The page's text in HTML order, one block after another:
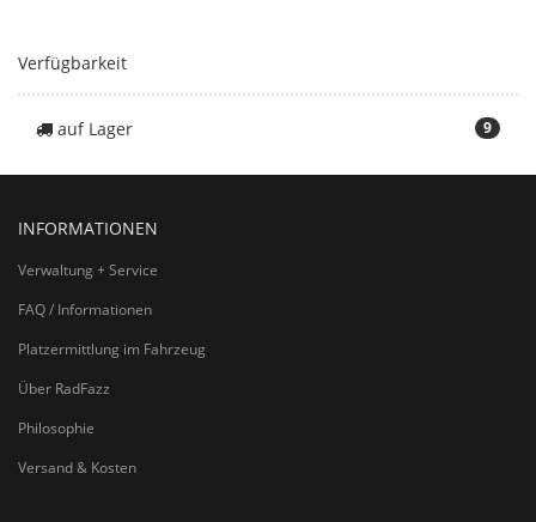
Verfügbarkeit
9
auf Lager
INFORMATIONEN
Verwaltung + Service
FAQ / Informationen
Platzermittlung im Fahrzeug
Über RadFazz
Philosophie
Versand & Kosten